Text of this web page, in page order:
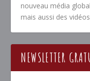
nouveau média
mais aussi des
NEWSLETTER